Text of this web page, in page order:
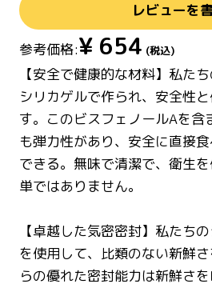
レビューを
参考価格:¥ 654 (税込)
【安全で健康的な材料】私た
シリカゲルで作られ、安全性
す。このビスフェノールAを含
も弾力性があり、安全に直接
できる。無味で清潔で、衛生
単ではありません。
【卓越した気密密封】私たち
を使用して、比類のない新鮮
らの優れた密封能力は新鮮さ